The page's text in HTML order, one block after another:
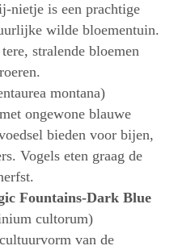
nietje is een prachtige
wilde bloementuin.
stralende bloemen
montana)
ongewone blauwe
bieden voor bijen,
Vogels eten graag de
Fountains-Dark Blue
cultorum)
van de